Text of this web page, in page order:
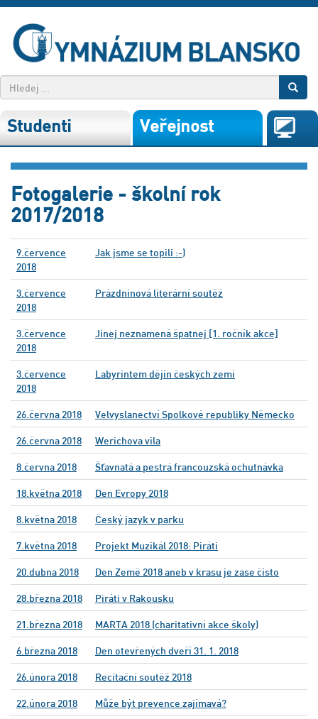
Studenti Veřejnost
Fotogalerie - školní rok
2017/2018
9.července
2018
Jak jsme se topili :-)
3.července
2018
Prázdninová literární soutěž
3.července
2018
Jinej neznamená špatnej [1. ročník akce]
3.července
2018
Labyrintem dějin českých zemí
26.června 2018 Velvyslanectví Spolkové republiky Německo
26.června 2018 Werichova vila
8.června 2018 Šťavnatá a pestrá francouzská ochutnávka
18.května 2018 Den Evropy 2018
8.května 2018 Český jazyk v parku
7.května 2018 Projekt Muzikál 2018: Piráti
20.dubna 2018 Den Země 2018 aneb v krasu je zase čisto
28.března 2018 Piráti v Rakousku
21.března 2018 MARTA 2018 (charitativní akce školy)
6.března 2018 Den otevřených dveří 31. 1. 2018
26.února 2018 Recitační soutěž 2018
22.února 2018 Může být prevence zajímavá?